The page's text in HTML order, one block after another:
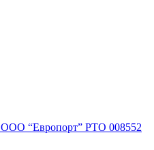
ООО “Европорт” РТО 008552